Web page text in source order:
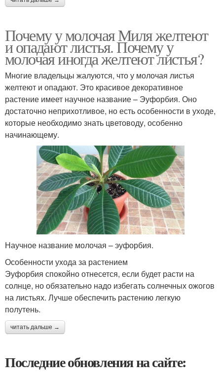
Почему у молочая Миля желтеют
и опадают листья. Почему у
молочая иногда желтеют листья?
Многие владельцы жалуются, что у молочая листья
желтеют и опадают. Это красивое декоративное
растение имеет научное название – Эуфорбия. Оно
достаточно неприхотливое, но есть особенности в уходе,
которые необходимо знать цветоводу, особенно
начинающему.
Научное название молочая – эуфорбия.
Особенности ухода за растением
Эуфорбия спокойно отнесется, если будет расти на
солнце, но обязательно надо избегать солнечных ожогов
на листьях. Лучше обеспечить растению легкую
полутень.
читать дальше →
Последние обновления на сайте: